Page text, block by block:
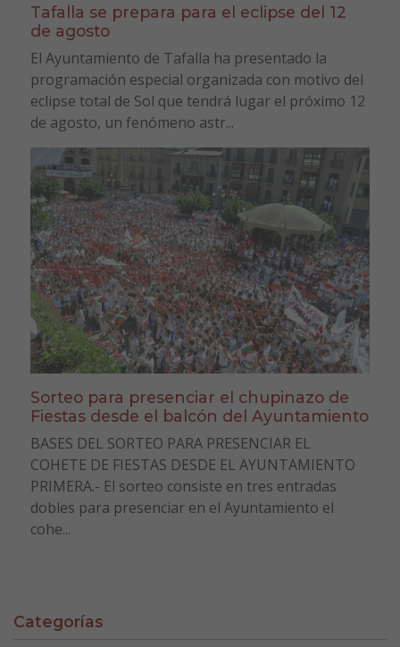
Tafalla se prepara para el eclipse del 12
de agosto
El Ayuntamiento de Tafalla ha presentado la
programación especial organizada con motivo del
eclipse total de Sol que tendrá lugar el próximo 12
de agosto, un fenómeno astr...
Sorteo para presenciar el chupinazo de
Fiestas desde el balcón del Ayuntamiento
BASES DEL SORTEO PARA PRESENCIAR EL
COHETE DE FIESTAS DESDE EL AYUNTAMIENTO
PRIMERA.- El sorteo consiste en tres entradas
dobles para presenciar en el Ayuntamiento el
cohe...
Categorías